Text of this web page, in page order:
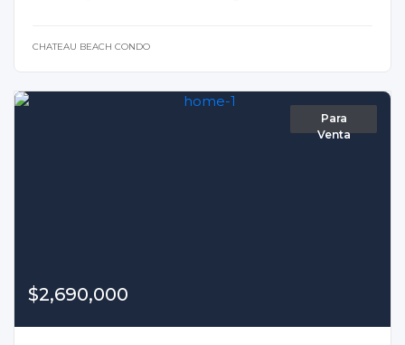
CHATEAU BEACH CONDO
Para
Venta
$2,690,000